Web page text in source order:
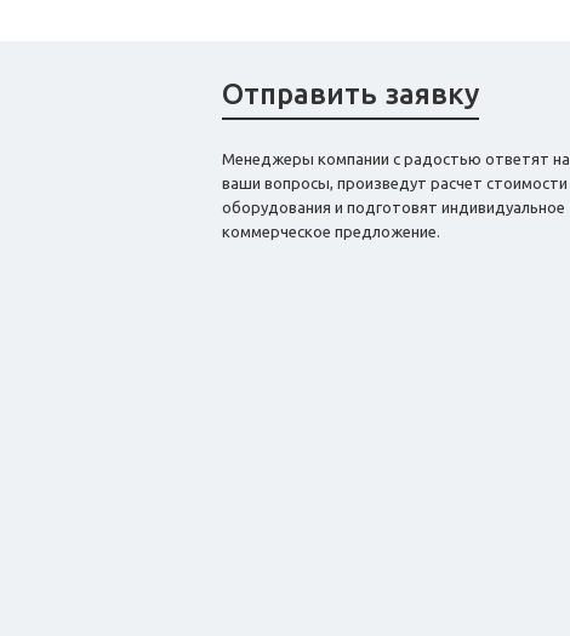
Отправить заявку
Менеджеры компании с радостью ответят на
ваши вопросы, произведут расчет стоимости
оборудования и подготовят индивидуальное
коммерческое предложение.